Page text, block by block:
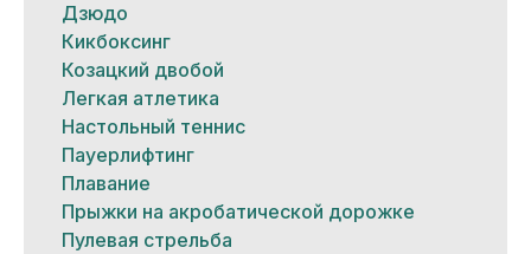
Дзюдо
Кикбоксинг
Козацкий двобой
Легкая атлетика
Настольный теннис
Пауерлифтинг
Плавание
Прыжки на акробатической дорожке
Пулевая стрельба